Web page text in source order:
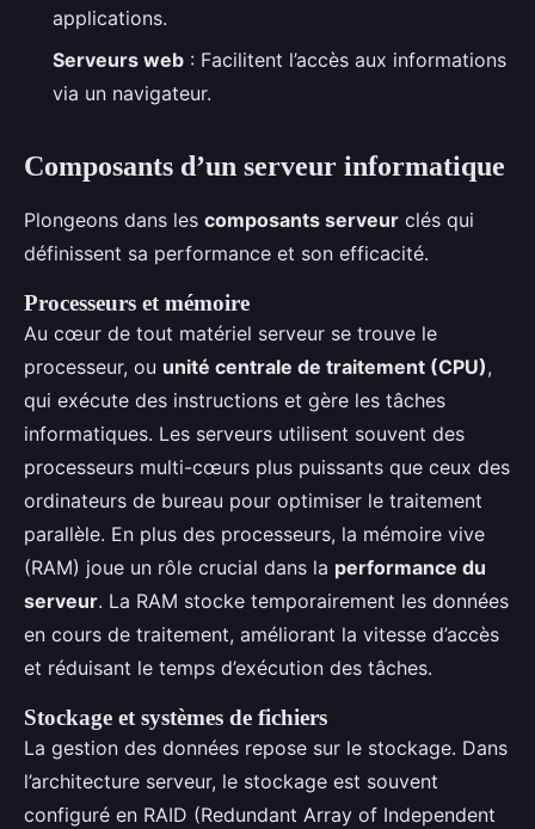
applications.
Serveurs web : Facilitent l’accès aux informations
via un navigateur.
Composants d’un serveur informatique
Plongeons dans les composants serveur clés qui
définissent sa performance et son efficacité.
Processeurs et mémoire
Au cœur de tout matériel serveur se trouve le
processeur, ou unité centrale de traitement (CPU),
qui exécute des instructions et gère les tâches
informatiques. Les serveurs utilisent souvent des
processeurs multi-cœurs plus puissants que ceux des
ordinateurs de bureau pour optimiser le traitement
parallèle. En plus des processeurs, la mémoire vive
(RAM) joue un rôle crucial dans la performance du
serveur. La RAM stocke temporairement les données
en cours de traitement, améliorant la vitesse d’accès
et réduisant le temps d’exécution des tâches.
Stockage et systèmes de fichiers
La gestion des données repose sur le stockage. Dans
l’architecture serveur, le stockage est souvent
configuré en RAID (Redundant Array of Independent